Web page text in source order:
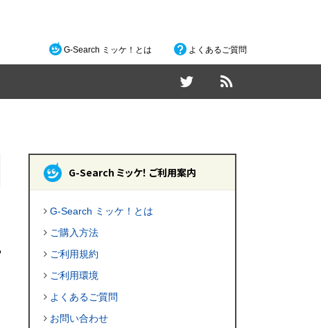
G-Search ミッケ！とは よくあるご質問
G-Search ミッケ！ ご利用案内
G-Search ミッケ！とは
ご購入方法
ご利用規約
ご利用環境
よくあるご質問
お問い合わせ